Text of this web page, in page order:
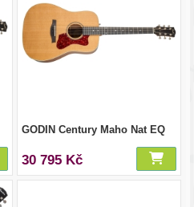
GODIN Century Maho Nat EQ
30 795 Kč